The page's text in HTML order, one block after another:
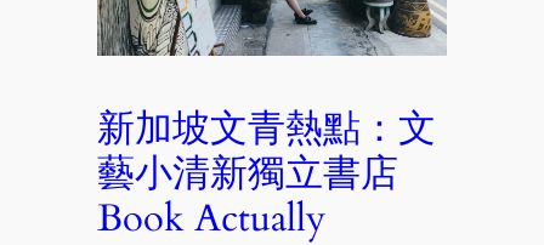
新加坡文青熱點：文
藝小清新獨立書店
Book Actually